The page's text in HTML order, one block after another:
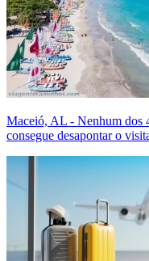
Maceió, AL - Nenhum dos
consegue desapontar o